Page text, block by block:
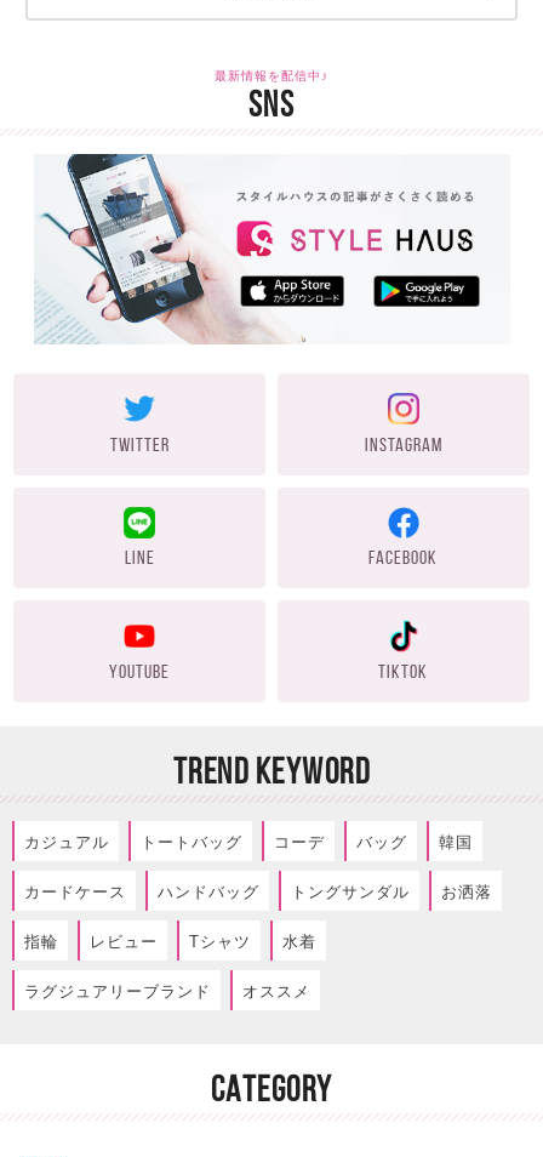
最新情報を配信中♪
SNS
TWITTER INSTAGRAM
LINE FACEBOOK
YOUTUBE TIKTOK
TREND KEYWORD
カジュアル トートバッグ コーデ バッグ 韓国
カードケース ハンドバッグ トングサンダル お洒落
指輪 レビュー Tシャツ 水着
ラグジュアリーブランド オススメ
CATEGORY